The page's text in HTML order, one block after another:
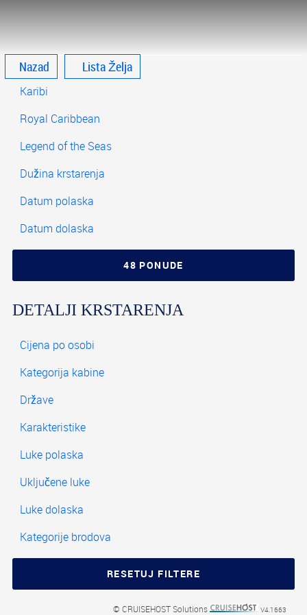
Nazad Lista Želja
DETALJI KRSTARENJA
© CRUISEHOST Solutions V4.1663